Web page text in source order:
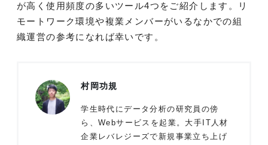
が高く使用頻度の多いツール4つをご紹介します。リ
モートワーク環境や複業メンバーがいるなかでの組
織運営の参考になれば幸いです。
村岡功規
学生時代にデータ分析の研究員の傍
ら、Webサービスを起業。大手IT人材
企業レバレジーズで新規事業立ち上げ